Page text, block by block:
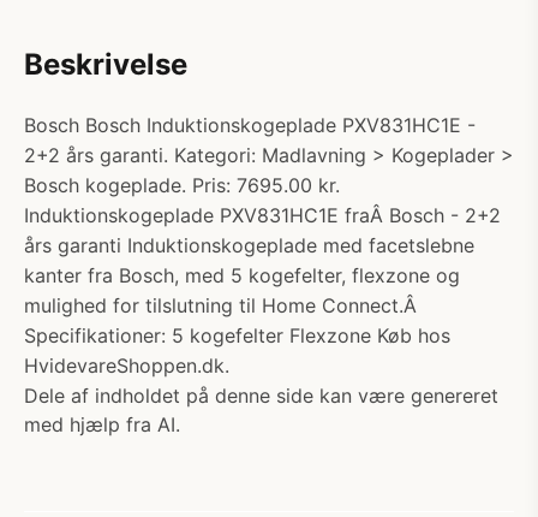
Beskrivelse
Bosch Bosch Induktionskogeplade PXV831HC1E -
2+2 års garanti. Kategori: Madlavning > Kogeplader >
Bosch kogeplade. Pris: 7695.00 kr.
Induktionskogeplade PXV831HC1E fraÂ Bosch - 2+2
års garanti Induktionskogeplade med facetslebne
kanter fra Bosch, med 5 kogefelter, flexzone og
mulighed for tilslutning til Home Connect.Â
Specifikationer: 5 kogefelter Flexzone Køb hos
HvidevareShoppen.dk.
Dele af indholdet på denne side kan være genereret
med hjælp fra AI.